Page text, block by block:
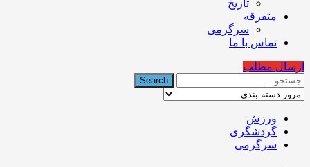
تاریخ
متفرقه
سرگرمی
تماس با ما
ارسال مطلب
ورزش
گردشگری
سرگرمی